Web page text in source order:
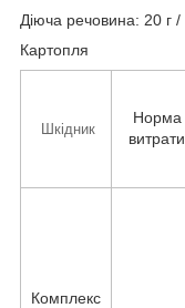
Діюча речовина: 20 г /
Картопля
Шкідник
Норма
витрати
Комплекс